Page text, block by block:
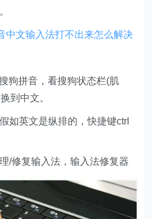
中文输入法打不出来怎么解决
狗拼音，看搜狗状态栏(肌
到中文。
如英文是纵排的，快捷键ctrl
/修复输入法，输入法修复器